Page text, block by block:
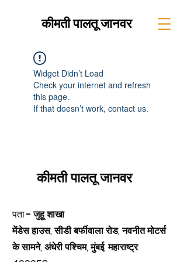
कीमती पालतू जानवर
Widget Didn’t Load
Check your internet and refresh
this page.
If that doesn’t work, contact us.
कीमती पालतू जानवर
पता -जुहू शाखा
मेंडेस हाउस, सीडी बर्फीवाला रोड, नवनीत मोटर्स
के सामने, अंधेरी पश्चिम, मुंबई, महाराष्ट्र